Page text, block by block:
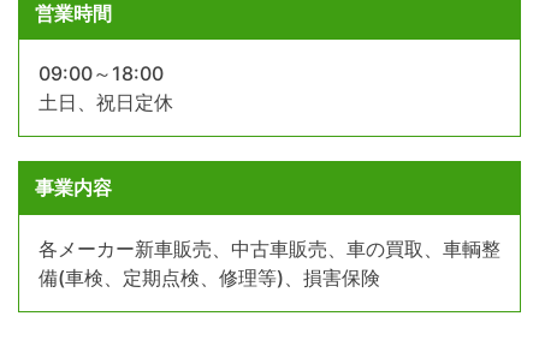
営業時間
09:00～18:00
土日、祝日定休
事業内容
各メーカー新車販売、中古車販売、車の買取、車輌整
備(車検、定期点検、修理等)、損害保険